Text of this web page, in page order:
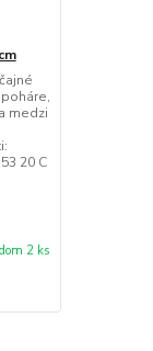
medzi
20 C
2 ks